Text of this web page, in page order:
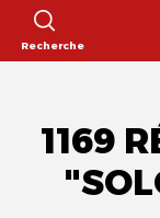
Recherche
1169